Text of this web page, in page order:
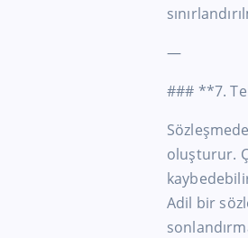
—
### **7.
oluşturur.
Adil bir